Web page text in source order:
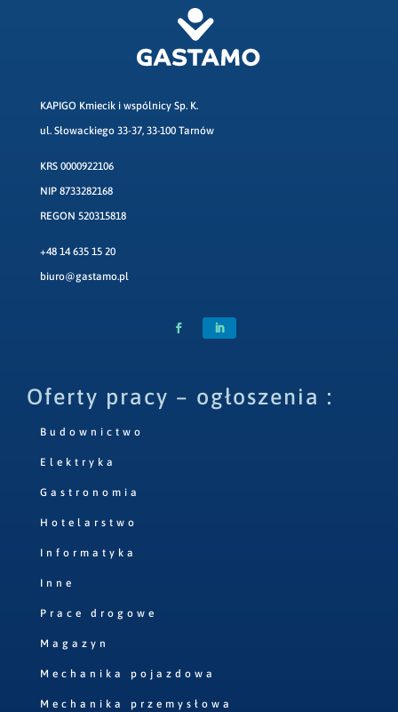
KAPIGO Kmiecik i wspólnicy Sp. K.
ul. Słowackiego 33-37, 33-100 Tarnów
KRS 0000922106
NIP 8733282168
REGON 520315818
+48 14 635 15 20
biuro@gastamo.pl
Oferty pracy – ogłoszenia :
Budownictwo
Elektryka
Gastronomia
Hotelarstwo
Informatyka
Inne
Prace drogowe
Magazyn
Mechanika pojazdowa
Mechanika przemysłowa